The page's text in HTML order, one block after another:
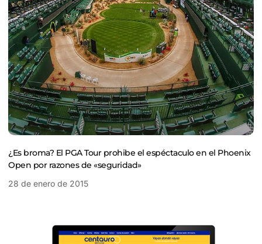
¿Es broma? El PGA Tour prohibe el espéctaculo en el Phoenix
Open por razones de «seguridad»
28 de enero de 2015